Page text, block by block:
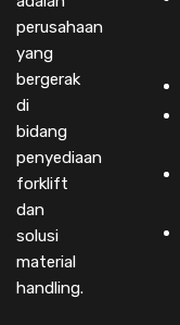
perusahaan
yang
bergerak
di
bidang
penyediaan
forklift
dan
solusi
material
handling.